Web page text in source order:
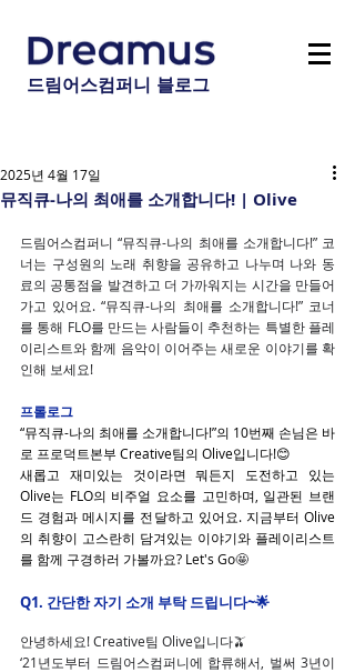
드림어스컴퍼니 블로그
뮤직큐-나의 최애를 소개합니다! | Olive
2025년 4월 17일
드림어스컴퍼니 “뮤직큐-나의 최애를 소개합니다!” 코
너는 구성원의 노래 취향을 공유하고 나누며 나와 동
료의 공통점을 발견하고 더 가까워지는 시간을 만들어
가고 있어요. “뮤직큐-나의 최애를 소개합니다!” 코너
를 통해 FLO를 만드는 사람들이 추천하는 특별한 플레
이리스트와 함께 음악이 이어주는 새로운 이야기를 확
인해 보세요!
프롤로그
“뮤직큐-나의 최애를 소개합니다!”의 10번째 손님은 바
로 프로덕트본부 Creative팀의 Olive입니다!😊
새롭고 재미있는 것이라면 뭐든지 도전하고 있는
Olive는 FLO의 비주얼 요소를 고민하며, 일관된 브랜
드 경험과 메시지를 전달하고 있어요. 지금부터 Olive
의 취향이 고스란히 담겨있는 이야기와 플레이리스트
를 함께 구경하러 가볼까요? Let's Go🤩
Q1. 간단한 자기 소개 부탁 드립니다~🌟
안녕하세요! Creative팀 Olive입니다🫒
‘21년도부터 드림어스컴퍼니에 합류해서, 벌써 3년이